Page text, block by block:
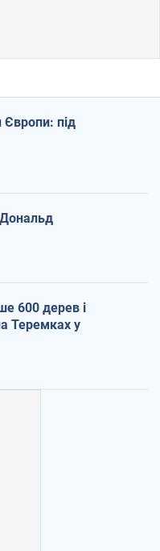
Європи: під
Дональд
600 дерев і
Теремках у